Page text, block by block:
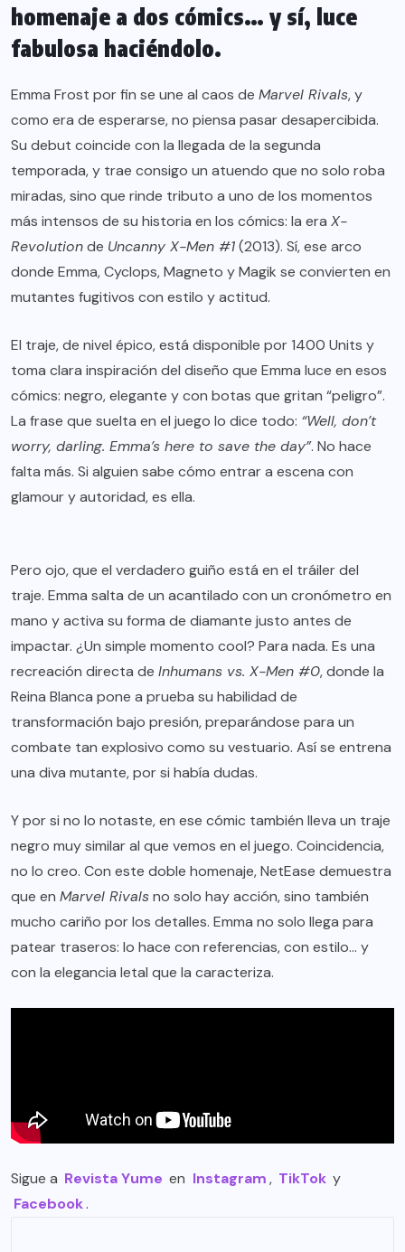
homenaje a dos cómics… y sí, luce
fabulosa haciéndolo.
Emma Frost por fin se une al caos de Marvel Rivals, y
como era de esperarse, no piensa pasar desapercibida.
Su debut coincide con la llegada de la segunda
temporada, y trae consigo un atuendo que no solo roba
miradas, sino que rinde tributo a uno de los momentos
más intensos de su historia en los cómics: la era X-
Revolutionde Uncanny X-Men #1(2013). Sí, ese arco
donde Emma, Cyclops, Magneto y Magik se convierten en
mutantes fugitivos con estilo y actitud.
El traje, de nivel épico, está disponible por 1400 Units y
toma clara inspiración del diseño que Emma luce en esos
cómics: negro, elegante y con botas que gritan “peligro”.
La frase que suelta en el juego lo dice todo: “Well, don’t
worry, darling. Emma’s here to save the day”. No hace
falta más. Si alguien sabe cómo entrar a escena con
glamour y autoridad, es ella.
Pero ojo, que el verdadero guiño está en el tráiler del
traje. Emma salta de un acantilado con un cronómetro en
mano y activa su forma de diamante justo antes de
impactar. ¿Un simple momento cool? Para nada. Es una
recreación directa de Inhumans vs. X-Men #0, donde la
Reina Blanca pone a prueba su habilidad de
transformación bajo presión, preparándose para un
combate tan explosivo como su vestuario. Así se entrena
una diva mutante, por si había dudas.
Y por si no lo notaste, en ese cómic también lleva un traje
negro muy similar al que vemos en el juego. Coincidencia,
no lo creo. Con este doble homenaje, NetEase demuestra
que en Marvel Rivalsno solo hay acción, sino también
mucho cariño por los detalles. Emma no solo llega para
patear traseros: lo hace con referencias, con estilo… y
con la elegancia letal que la caracteriza.
Sigue a Revista Yume en Instagram, TikTok y
Facebook.